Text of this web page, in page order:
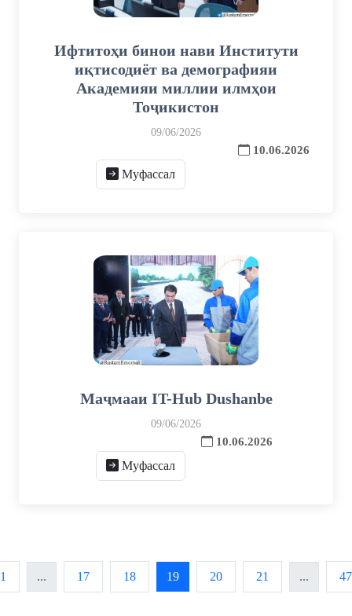
Ифтитоҳи бинои нави Институти
иқтисодиёт ва демографияи
Академияи миллии илмҳои
Тоҷикистон
09/06/2026
10.06.2026
Муфассал
Маҷмааи IT-Hub Dushanbe
09/06/2026
10.06.2026
Муфассал
1 ... 17 18 19 20 21 ... 47